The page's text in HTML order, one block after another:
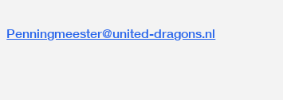
Penningmeester@united-dragons.nl